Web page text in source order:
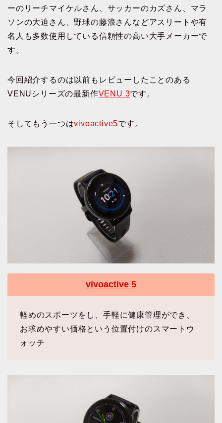
ーのリーチマイケルさん、サッカーのカズさん、マラ
ソンの大迫さん、野球の藤浪さんなどアスリートや有
名人も多数使用している信頼性の高い大手メーカーで
す。
今回紹介するのは以前もレビューしたことのある
VENUシリーズの最新作VENU 3です。
そしてもう一つはvivoactive5です。
vivoactive 5
軽めのスポーツをし、手軽に健康管理ができ、
お求めやすい価格という位置付けのスマートウ
ォッチ